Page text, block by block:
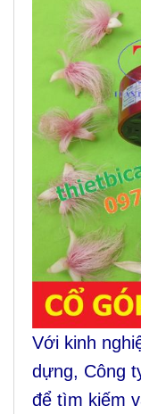
Với kinh
dựng, Công
để tìm kiếm